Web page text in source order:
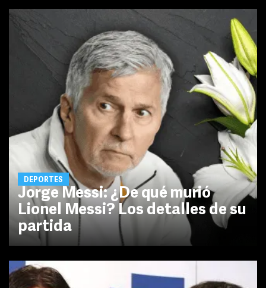
DEPORTES
Jorge Messi: ¿De qué murió
Lionel Messi? Los detalles de su
partida